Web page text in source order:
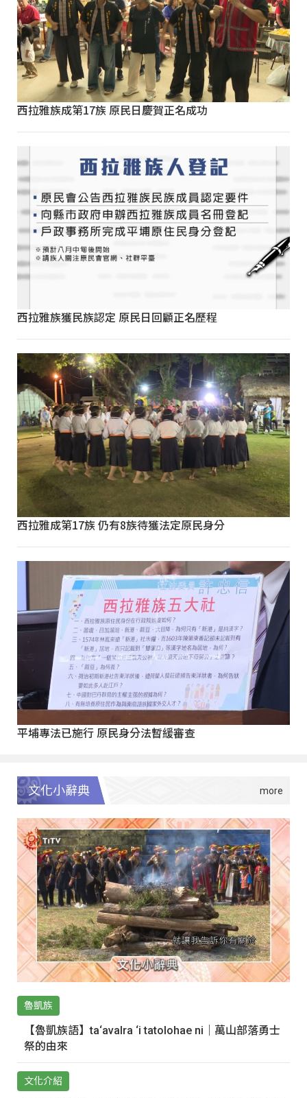
西拉雅族成第17族 原民日慶賀正名成功
西拉雅族獲民族認定 原民日回顧正名歷程
西拉雅成第17族 仍有8族待獲法定原民身分
平埔專法已施行 原民身分法暫緩審查
文化小辭典
魯凱族
【魯凱族語】ta‘avalra ‘i tatolohae ni｜萬山部落勇士
祭的由來
文化介紹